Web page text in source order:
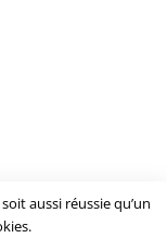
aussi réussie qu’un